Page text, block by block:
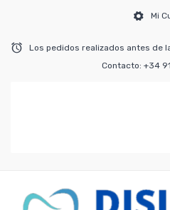
Mi
Los pedidos realizados antes de
Contacto: +34